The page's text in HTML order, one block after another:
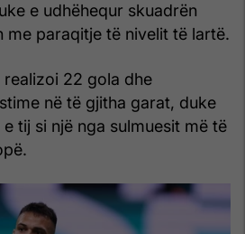
e udhëhequr skuadrën
me paraqitje të nivelit të lartë.
22 gola dhe
në të gjitha garat, duke
tij si një nga sulmuesit më të